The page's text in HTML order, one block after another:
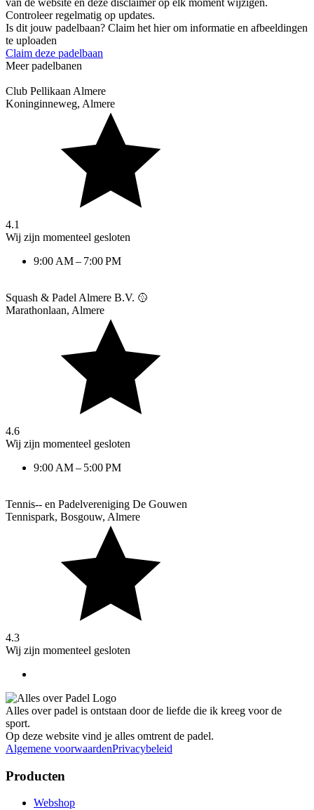
Controleer regelmatig op updates.
Is dit jouw padelbaan? Claim het hier om informatie en afbeeldingen
te uploaden
Claim deze padelbaan
Meer padelbanen
Club Pellikaan Almere
Koninginneweg, Almere
4.1
Wij zijn momenteel gesloten
9:00 AM – 7:00 PM
Squash & Padel Almere B.V. 🥎
Marathonlaan, Almere
4.6
Wij zijn momenteel gesloten
9:00 AM – 5:00 PM
Tennis-- en Padelvereniging De Gouwen
Tennispark, Bosgouw, Almere
4.3
Wij zijn momenteel gesloten
Alles over padel is ontstaan door de liefde die ik kreeg voor de
sport.
Op deze website vind je alles omtrent de padel.
Algemene voorwaardenPrivacybeleid
Producten
Webshop